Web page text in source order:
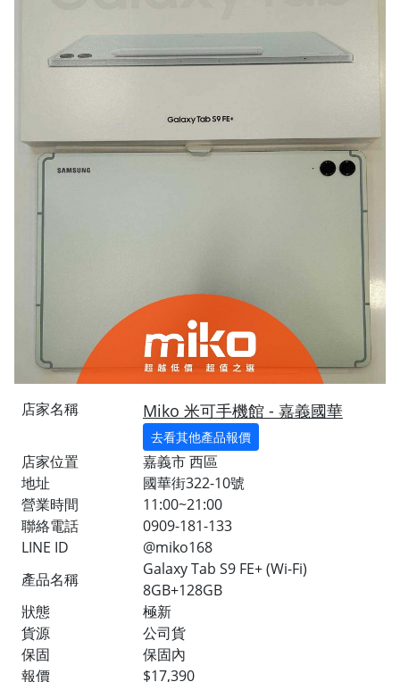
店家名稱 Miko 米可手機館 - 嘉義國華
去看其他產品報價
店家位置
嘉義市 西區
地址
國華街322-10號
營業時間
11:00~21:00
聯絡電話
0909-181-133
LINE ID
@miko168
產品名稱
Galaxy Tab S9 FE+ (Wi-Fi)
8GB+128GB
狀態
極新
貨源
公司貨
保固
保固內
報價
$17,390